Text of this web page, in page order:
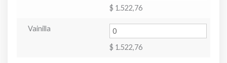
$ 1.522,76
Vainilla
$ 1.522,76